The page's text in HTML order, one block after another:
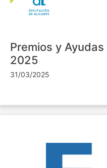
Premios y
2025
31/03/2025